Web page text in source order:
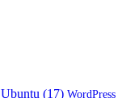
Ubuntu (17) WordPress